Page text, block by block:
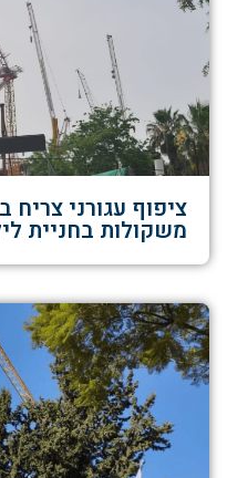
ציפוף עגורני צריח
משקולות בחניית